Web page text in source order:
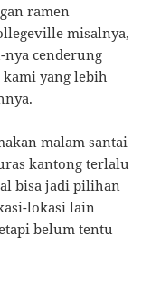
ramen
misalnya,
cenderung
yang lebih
malam santai
kantong terlalu
bisa jadi pilihan
lokasi lain
belum tentu